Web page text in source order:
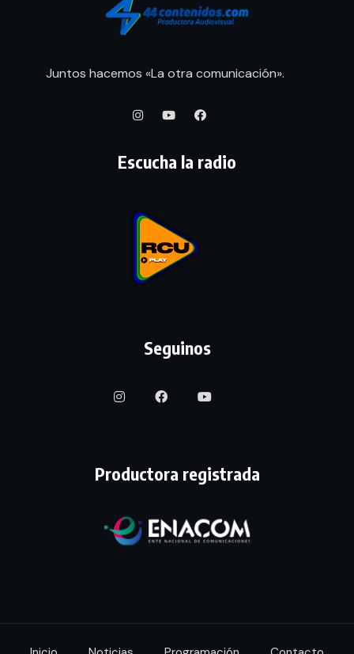
Juntos hacemos «La otra comunicación».
Escucha la radio
Seguinos
Productora registrada